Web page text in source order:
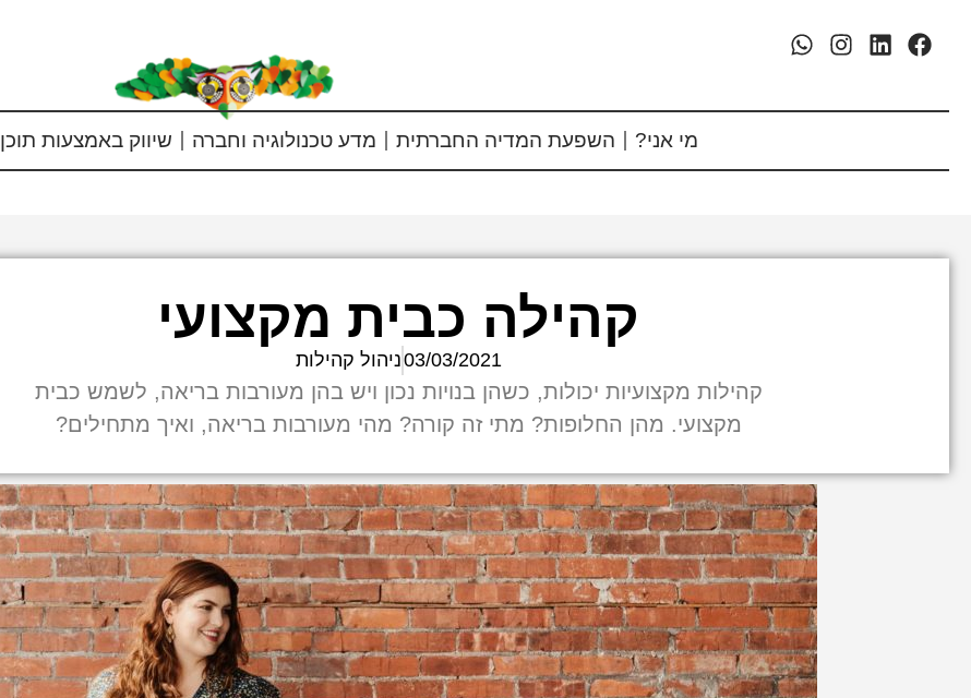
מי אני? השפעת המדיה החברתית מדע טכנולוגיה וחברה שיווק באמצעות תוכן
קהילה כבית מקצועי
03/03/2021ניהול קהילות
קהילות מקצועיות יכולות, כשהן בנויות נכון ויש בהן מעורבות בריאה, לשמש כבית
מקצועי. מהן החלופות? מתי זה קורה? מהי מעורבות בריאה, ואיך מתחילים?